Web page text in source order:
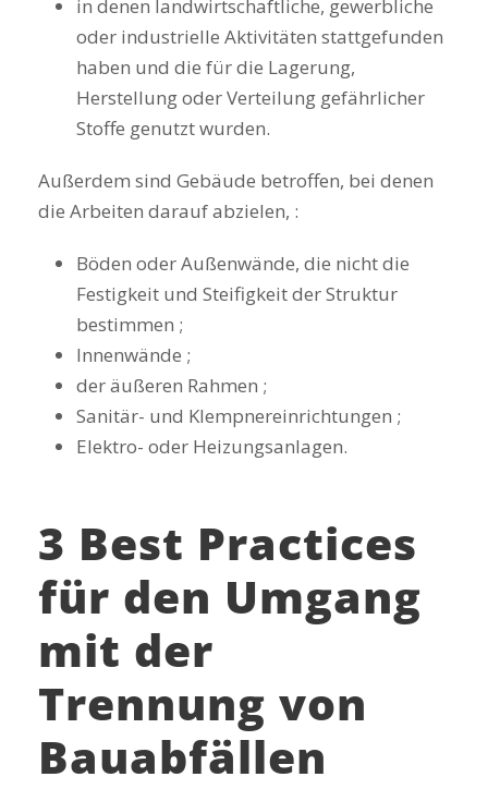
in denen landwirtschaftliche, gewerbliche
oder industrielle Aktivitäten stattgefunden
haben und die für die Lagerung,
Herstellung oder Verteilung gefährlicher
Stoffe genutzt wurden.
Außerdem sind Gebäude betroffen, bei denen
die Arbeiten darauf abzielen, :
Böden oder Außenwände, die nicht die
Festigkeit und Steifigkeit der Struktur
bestimmen ;
Innenwände ;
der äußeren Rahmen ;
Sanitär- und Klempnereinrichtungen ;
Elektro- oder Heizungsanlagen.
3 Best Practices
für den Umgang
mit der
Trennung von
Bauabfällen